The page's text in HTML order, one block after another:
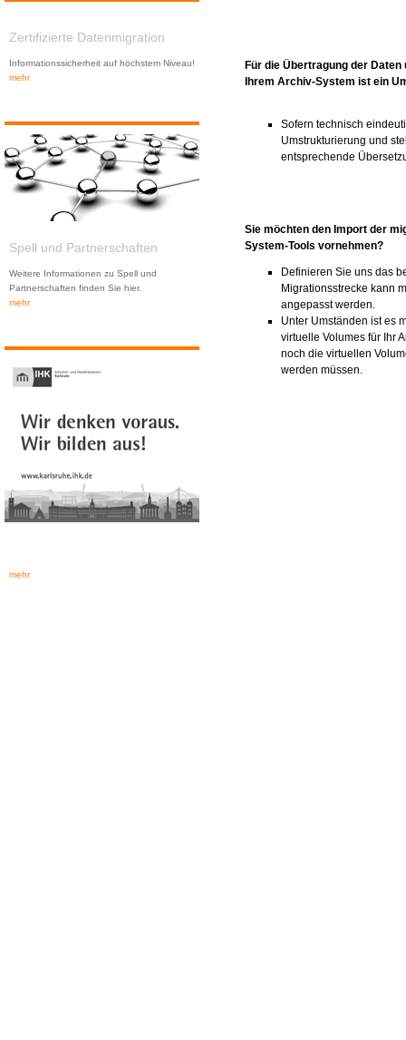
Zertifizierte Datenmigration
Informationssicherheit auf höchstem Niveau!
mehr
Spell und Partnerschaften
Weitere Informationen zu Spell und
Partnerschaften finden Sie hier.
mehr
mehr
Für die Übertragung der
Ihrem Archiv-System ist ein
Sofern technisch
Umstrukturierung und
entsprechende
Sie möchten den Import der
System-Tools vornehmen?
Definieren Sie uns das
Migrationsstrecke kann
angepasst werden.
Unter Umständen ist es
virtuelle Volumes für Ihr
noch die virtuellen
werden müssen.